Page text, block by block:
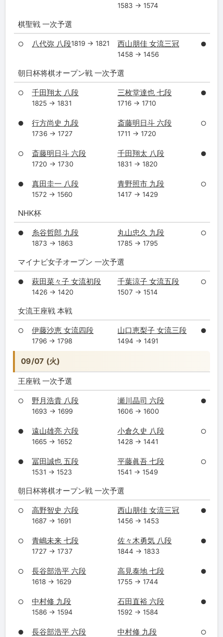
1583 → 1574
棋聖戦 一次予選
○ 八代弥 八段1819 → 1821 西山朋佳 女流三冠
1458 → 1456
●
朝日杯将棋オープン戦 一次予選
○ 千田翔太 八段
1825 → 1831
三枚堂達也 七段
1716 → 1710
●
● 行方尚史 九段
1736 → 1727
斎藤明日斗 六段
1711 → 1720
○
○ 斎藤明日斗 六段
1720 → 1730
千田翔太 八段
1831 → 1820
●
● 真田圭一 八段
1572 → 1560
青野照市 九段
1417 → 1429
○
NHK杯
● 糸谷哲郎 九段
1873 → 1863
丸山忠久 九段
1785 → 1795
○
マイナビ女子オープン 一次予選
● 萩田菜々子 女流初段
1426 → 1420
千葉涼子 女流五段
1507 → 1514
○
女流王座戦 本戦
○ 伊藤沙恵 女流四段
1796 → 1798
山口恵梨子 女流三段
1494 → 1491
●
09/07 (火)
王座戦 一次予選
○ 野月浩貴 八段
1693 → 1699
瀬川晶司 六段
1606 → 1600
●
● 遠山雄亮 六段
1665 → 1652
小倉久史 八段
1428 → 1441
○
● 冨田誠也 五段
1531 → 1523
平藤眞吾 七段
1541 → 1549
○
朝日杯将棋オープン戦 一次予選
○ 高野智史 六段
1687 → 1691
西山朋佳 女流三冠
1456 → 1453
●
○ 青嶋未来 七段
1727 → 1737
佐々木勇気 八段
1844 → 1833
●
○ 長谷部浩平 六段
1618 → 1629
高見泰地 七段
1755 → 1744
●
○ 中村修 九段
1586 → 1594
石田直裕 六段
1592 → 1584
●
● 長谷部浩平 六段 中村修 九段 ○